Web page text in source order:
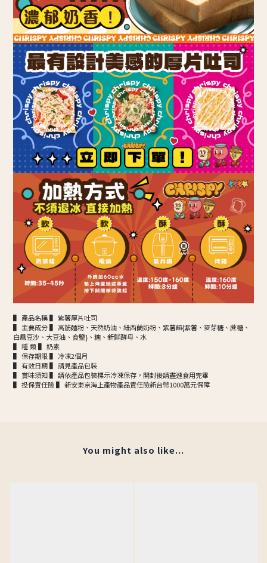
▌ 產品名稱 ▌ 紫薯厚片吐司
▌ 主要成分 ▌ 高筋麵粉、天然奶油、紐西蘭奶粉、紫薯餡{紫薯、麥芽糖、蔗糖、
白鳳豆沙、大豆油、食鹽}、糖、新鮮酵母、水
▌ 種 類 ▌ 奶素
▌ 保存期限 ▌ 冷凍2個月
▌ 有效日期 ▌ 請見產品包裝
▌ 賞味須知 ▌ 請依產品包裝標示冷凍保存，開封後請盡速食用完畢
▌ 投保責任險 ▌ 新安東京海上產物產品責任險新台幣1000萬元保障
You might also like...